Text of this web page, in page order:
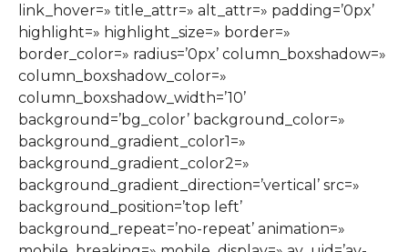
link_hover=» title_attr=» alt_attr=» padding=’0px’
highlight=» highlight_size=» border=»
border_color=» radius=’0px’ column_boxshadow=»
column_boxshadow_color=»
column_boxshadow_width=’10’
background=’bg_color’ background_color=»
background_gradient_color1=»
background_gradient_color2=»
background_gradient_direction=’vertical’ src=»
background_position=’top left’
background_repeat=’no-repeat’ animation=»